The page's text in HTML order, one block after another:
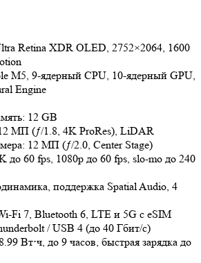
Retina XDR OLED, 2752×2064, 1600
M5, 9‑ядерный CPU, 10‑ядерный GPU,
Engine
12 GB
МП (ƒ/1.8, 4K ProRes), LiDAR
12 МП (ƒ/2.0, Center Stage)
до 60 fps, 1080p до 60 fps, slo-mo до 240
поддержка Spatial Audio, 4
7, Bluetooth 6, LTE и 5G с eSIM
/ USB 4 (до 40 Гбит/с)
Вт⋅ч, до 9 часов, быстрая зарядка до